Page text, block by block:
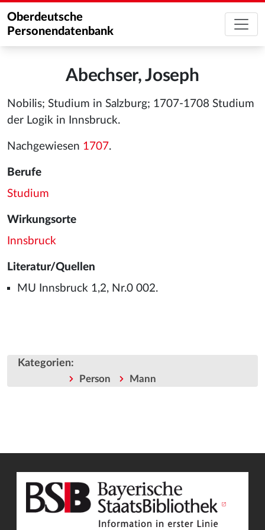
Oberdeutsche
Personendatenbank
Abechser, Joseph
Nobilis; Studium in Salzburg; 1707-1708 Studium
der Logik in Innsbruck.
Nachgewiesen 1707.
Berufe
Studium
Wirkungsorte
Innsbruck
Literatur/Quellen
MU Innsbruck 1,2, Nr.0 002.
Kategorien:
Person Mann